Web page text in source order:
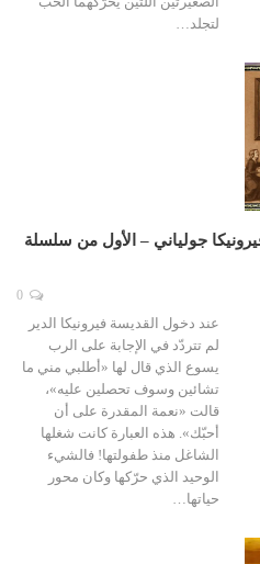
لتجلد…
جولياني – الأول من سلسلة
عند دخول القديسة فيرونيكا الدير
لم تتردّد في الإجابة على الرب
يسوع الذي قال لها «أطلبي مني ما
تشائين وسوف تحصلين عليه»،
قالت «نعمة المقدرة على أن
أحبّك». هذه العبارة كانت شغلها
الشاغل منذ طفولتها! فالشيء
الوحيد الذي حرّكها وكان محور
حياتها…